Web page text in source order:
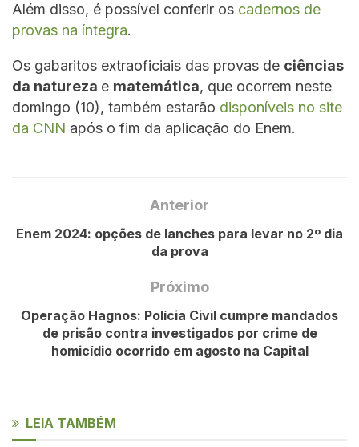
Além disso, é possível conferir os cadernos de
provas na íntegra.
Os gabaritos extraoficiais das provas de ciências
da natureza e matemática, que ocorrem neste
domingo (10), também estarão disponíveis no site
da CNN após o fim da aplicação do Enem.
Anterior
Enem 2024: opções de lanches para levar no 2º dia
da prova
Próximo
Operação Hagnos: Polícia Civil cumpre mandados
de prisão contra investigados por crime de
homicídio ocorrido em agosto na Capital
LEIA TAMBÉM